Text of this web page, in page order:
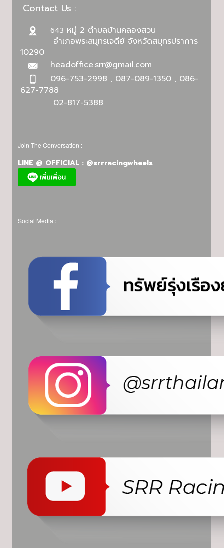
Contact Us :
643 หมู่ 2 ตำบลบ้านคลองสวน
อำเภอพระสมุทรเจดีย์ จังหวัดสมุทรปราการ
10290
headoffice.srr@gmail.com
096-753-2998 , 087-089-1350 , 086-
627-7788
02-817-5388
Join The Conversation :
LINE @ OFFICIAL : @srrracingwheels
Social Media :